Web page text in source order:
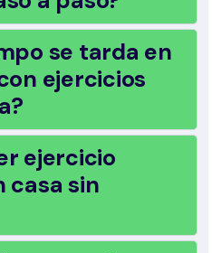
se tarda en
ejercicios
ejercicio
casa sin